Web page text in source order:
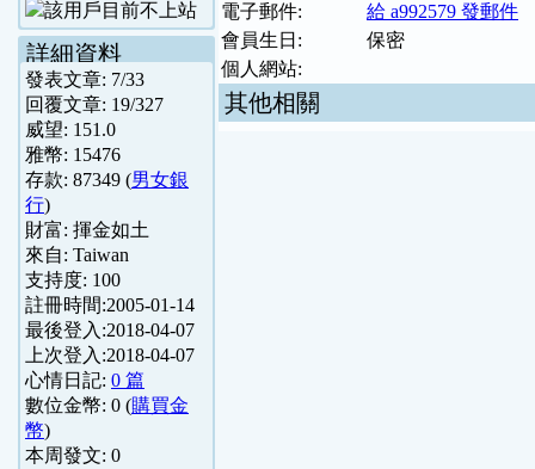
詳細資料
發表文章: 7/33
回覆文章: 19/327
威望: 151.0
雅幣: 15476
存款: 87349 (男女銀
行)
財富: 揮金如土
來自: Taiwan
支持度: 100
註冊時間:2005-01-14
最後登入:2018-04-07
上次登入:2018-04-07
心情日記: 0 篇
數位金幣: 0 (購買金
幣)
本周發文: 0
電子郵件:
給 a992579 發郵件
會員生日:
保密
個人網站:
其他相關